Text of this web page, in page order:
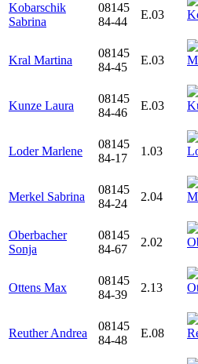
Kobarschik
Sabrina
08145
84-44
E.03
Kral Martina
08145
84-45
E.03
Kunze Laura
08145
84-46
E.03
Loder Marlene
08145
84-17
1.03
Merkel Sabrina
08145
84-24
2.04
Oberbacher
Sonja
08145
84-67
2.02
Ottens Max
08145
84-39
2.13
Reuther Andrea
08145
84-48
E.08